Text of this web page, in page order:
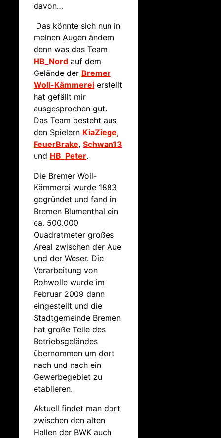
davon…
Das könnte sich nun in
meinen Augen ändern
denn was das Team
HB_Nord auf dem
Gelände der Bremer
Woll-Kämmerei erstellt
hat gefällt mir
ausgesprochen gut.
Das Team besteht aus
den Spielern KiaZiege,
FeuerBrake, Schwan13
und HB_Peter.
Die Bremer Woll-
Kämmerei wurde 1883
gegründet und fand in
Bremen Blumenthal ein
ca. 500.000
Quadratmeter großes
Areal zwischen der Aue
und der Weser. Die
Verarbeitung von
Rohwolle wurde im
Februar 2009 dann
eingestellt und die
Stadtgemeinde Bremen
hat große Teile des
Betriebsgeländes
übernommen um dort
nach und nach ein
Gewerbegebiet zu
etablieren.
Aktuell findet man dort
zwischen den alten
Hallen der BWK auch